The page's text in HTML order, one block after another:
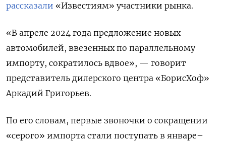
рассказали «Известиям» участники рынка.
«В апреле 2024 года предложение новых
автомобилей, ввезенных по параллельному
импорту, сократилось вдвое», — говорит
представитель дилерского центра «БорисХоф»
Аркадий Григорьев.
По его словам, первые звоночки о сокращении
«серого» импорта стали поступать в январе–